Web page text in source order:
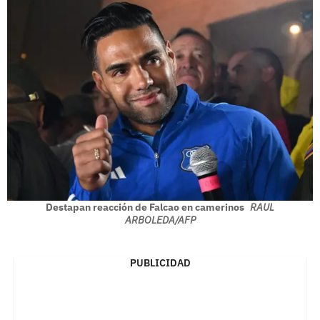
Destapan reacción de Falcao en camerinos RAUL
ARBOLEDA/AFP
PUBLICIDAD